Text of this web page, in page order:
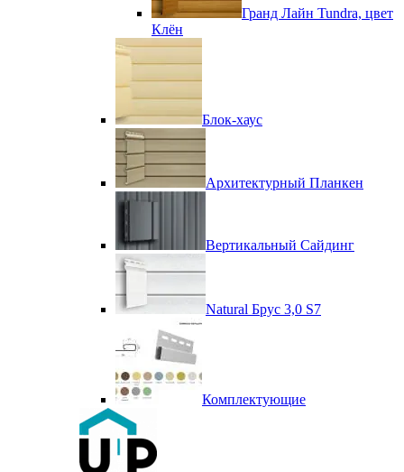
Гранд Лайн Tundra, цвет
Клён
Блок-хаус
Архитектурный Планкен
Вертикальный Сайдинг
Natural Брус 3,0 S7
Комплектующие